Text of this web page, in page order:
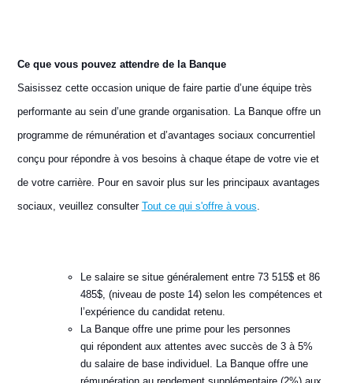
Ce que vous pouvez attendre de la Banque
Saisissez cette occasion unique de faire partie d’une équipe très
performante au sein d’une grande organisation. La Banque offre un
programme de rémunération et d’avantages sociaux concurrentiel
conçu pour répondre à vos besoins à chaque étape de votre vie et
de votre carrière. Pour en savoir plus sur les principaux avantages
sociaux, veuillez consulter Tout ce qui s'offre à vous.
Le salaire se situe généralement entre 73 515$ et 86
485$, (niveau de poste 14) selon les compétences et
l’expérience du candidat retenu.
La Banque offre une prime pour les personnes
qui répondent aux attentes avec succès de 3 à 5%
du salaire de base individuel. La Banque offre une